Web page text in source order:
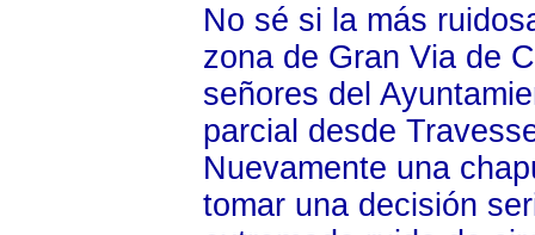
No sé si la más
zona de Gran Via de
señores del
parcial desde
Nuevamente una
tomar una decisión